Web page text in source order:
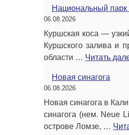
Национальный парк
06.08.2026
Куршская коса —
Куршского залива и
области … Читать
Новая синагога
06.08.2026
Новая синагога в
синагога (нем. Neue
острове Ломзе, …